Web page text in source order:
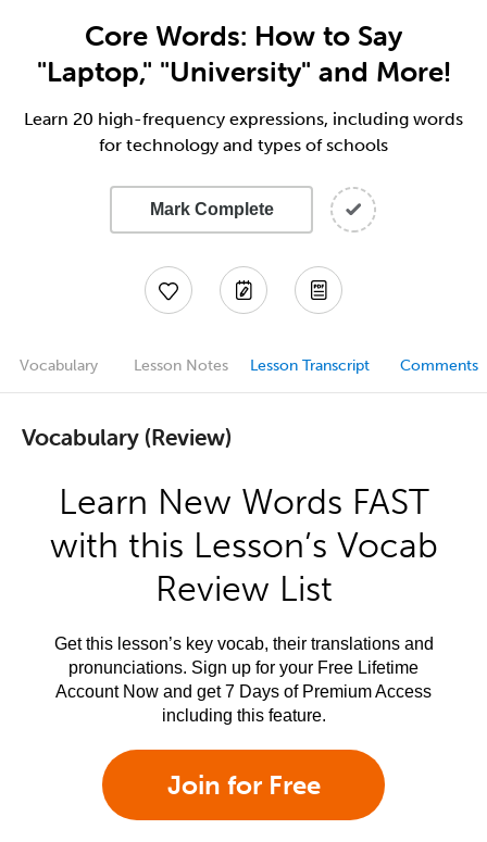
Core Words: How to Say
"Laptop," "University" and More!
Learn 20 high-frequency expressions, including words
for technology and types of schools
Mark Complete
Vocabulary Lesson Notes Lesson Transcript Comments
Vocabulary (Review)
Learn New Words FAST
with this Lesson’s Vocab
Review List
Get this lesson’s key vocab, their translations and
pronunciations. Sign up for your Free Lifetime
Account Now and get 7 Days of Premium Access
including this feature.
Join for Free